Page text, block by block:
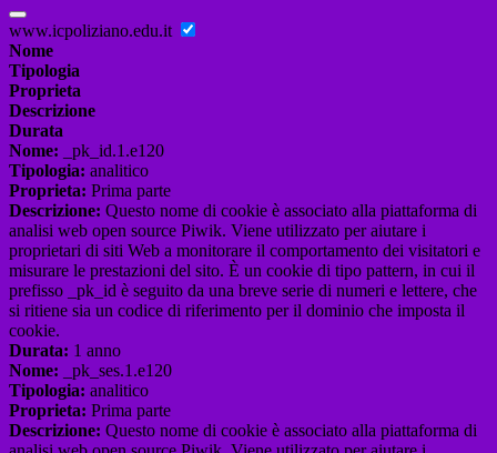
www.icpoliziano.edu.it
Nome
Tipologia
Proprieta
Descrizione
Durata
Nome: _pk_id.1.e120
Tipologia: analitico
Proprieta: Prima parte
Descrizione: Questo nome di cookie è associato alla piattaforma di
analisi web open source Piwik. Viene utilizzato per aiutare i
proprietari di siti Web a monitorare il comportamento dei visitatori e
misurare le prestazioni del sito. È un cookie di tipo pattern, in cui il
prefisso _pk_id è seguito da una breve serie di numeri e lettere, che
si ritiene sia un codice di riferimento per il dominio che imposta il
cookie.
Durata: 1 anno
Nome: _pk_ses.1.e120
Tipologia: analitico
Proprieta: Prima parte
Descrizione: Questo nome di cookie è associato alla piattaforma di